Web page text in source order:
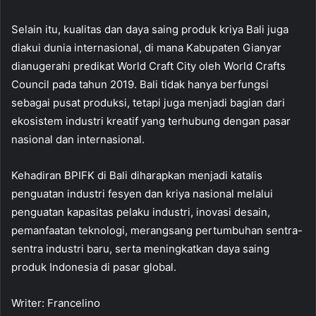
Selain itu, kualitas dan daya saing produk kriya Bali juga
diakui dunia internasional, di mana Kabupaten Gianyar
dianugerahi predikat World Craft City oleh World Crafts
Council pada tahun 2019. Bali tidak hanya berfungsi
sebagai pusat produksi, tetapi juga menjadi bagian dari
ekosistem industri kreatif yang terhubung dengan pasar
nasional dan internasional.
Kehadiran BPIFK di Bali diharapkan menjadi katalis
penguatan industri fesyen dan kriya nasional melalui
penguatan kapasitas pelaku industri, inovasi desain,
pemanfaatan teknologi, merangsang pertumbuhan sentra-
sentra industri baru, serta meningkatkan daya saing
produk Indonesia di pasar global.
Writer: Francelino